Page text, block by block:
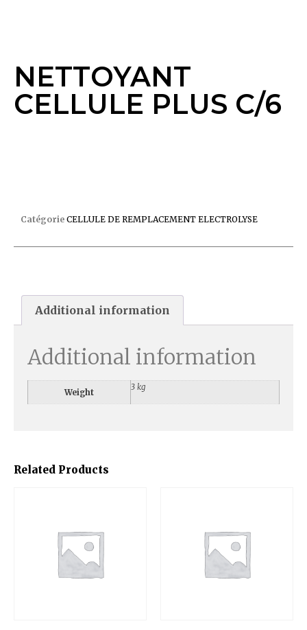
NETTOYANT
CELLULE PLUS C/6
Related Products
Catégorie CELLULE DE REMPLACEMENT ELECTROLYSE
Additional information
Additional information
Weight
3 kg